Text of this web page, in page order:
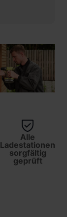
Alle
Ladestationen
sorgfältig
geprüft